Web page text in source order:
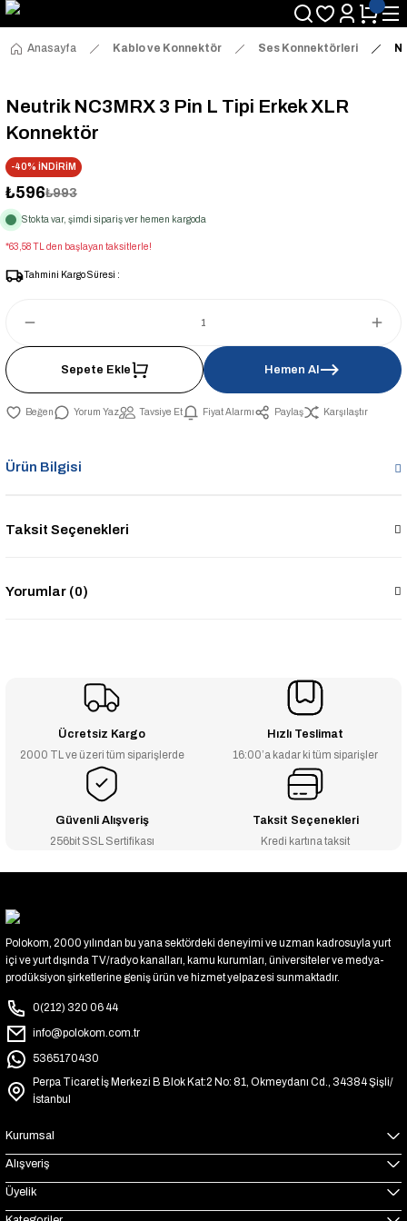
Anasayfa Kablo ve Konnektör Ses Konnektörleri
Neutrik NC3MRX 3 Pin L Tipi Erkek XLR
Konnektör
-40% İNDİRİM
₺596₺993
Stokta var, şimdi sipariş ver hemen kargoda
*63,58 TL den başlayan taksitlerle!
Tahmini Kargo Süresi :
Sepete Ekle Hemen Al
Yorum Yaz Tavsiye Et Fiyat Alarmı Paylaş Karşılaştır
Ürün Bilgisi
Taksit Seçenekleri
Yorumlar (0)
Ücretsiz Kargo
2000 TL ve üzeri tüm siparişlerde
Hızlı Teslimat
16:00’a kadar ki tüm siparişler
Güvenli Alışveriş
256bit SSL Sertifikası
Taksit Seçenekleri
Kredi kartına taksit
Polokom, 2000 yılından bu yana sektördeki deneyimi ve uzman kadrosuyla yurt
içi ve yurt dışında TV/radyo kanalları, kamu kurumları, üniversiteler ve medya-
prodüksiyon şirketlerine geniş ürün ve hizmet yelpazesi sunmaktadır.
0(212) 320 06 44
info@polokom.com.tr
5365170430
Perpa Ticaret İş Merkezi B Blok Kat:2 No: 81, Okmeydanı Cd., 34384 Şişli/
İstanbul
Kurumsal
Alışveriş
Üyelik